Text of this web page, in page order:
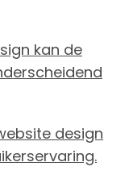
kan de
design